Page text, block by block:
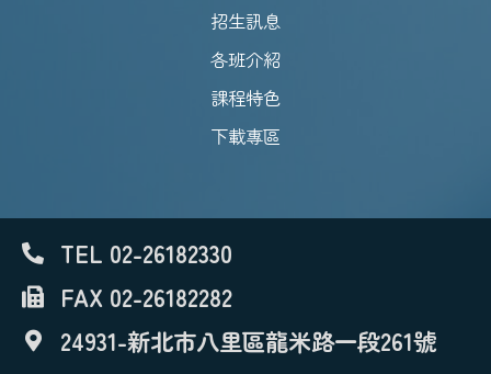
招生訊息
各班介紹
課程特色
下載專區
TEL 02-26182330
FAX 02-26182282
24931-新北市八里區龍米路一段261號